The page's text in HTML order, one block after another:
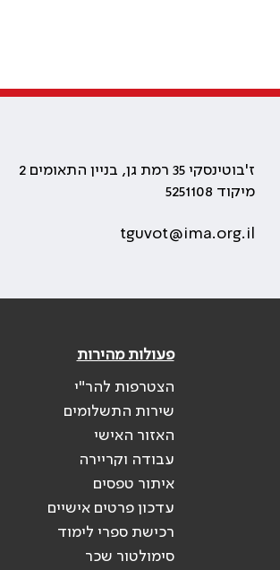
ז'בוטינסקי 35 רמת גן, בניין התאומים 2
מיקוד 5251108
tguvot@ima.org.il
פעולות מהירות
הצטרפות להר"י
שירות התשלומים
האזור האישי
עבודה וקריירה
איתור טפסים
עדכון פרטים אישיים
רכישת ספרי לימוד
סימולטור שכר